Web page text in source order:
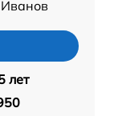
лет